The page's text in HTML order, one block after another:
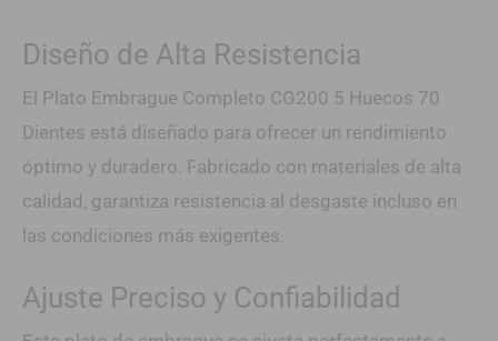
Diseño de Alta Resistencia
El Plato Embrague Completo CG200 5 Huecos 70
Dientes está diseñado para ofrecer un rendimiento
óptimo y duradero. Fabricado con materiales de alta
calidad, garantiza resistencia al desgaste incluso en
las condiciones más exigentes.
Ajuste Preciso y Confiabilidad